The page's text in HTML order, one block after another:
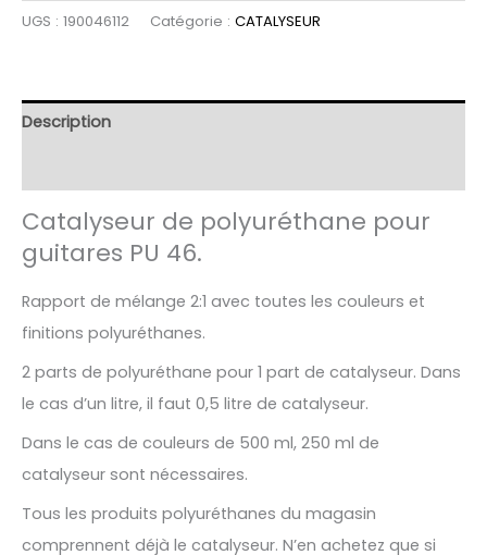
CATALYSEUR
COULEURS
ET
BRILLANTES
-
250
UGS : 190046112 Catégorie : CATALYSEUR
Description
Catalyseur de polyuréthane pour
guitares PU 46.
Rapport de mélange 2:1 avec toutes les couleurs et
finitions polyuréthanes.
2 parts de polyuréthane pour 1 part de catalyseur. Dans
le cas d’un litre, il faut 0,5 litre de catalyseur.
Dans le cas de couleurs de 500 ml, 250 ml de
catalyseur sont nécessaires.
Tous les produits polyuréthanes du magasin
comprennent déjà le catalyseur. N’en achetez que si